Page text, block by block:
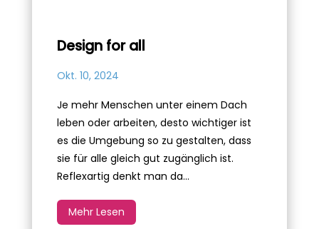
Design for all
Okt. 10, 2024
Je mehr Menschen unter einem Dach
leben oder arbeiten, desto wichtiger ist
es die Umgebung so zu gestalten, dass
sie für alle gleich gut zugänglich ist.
Reflexartig denkt man da...
Mehr Lesen